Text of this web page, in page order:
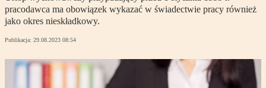
pracodawca ma obowiązek wykazać w świadectwie pracy również
jako okres nieskładkowy.
Publikacja: 29.08.2023 08:54